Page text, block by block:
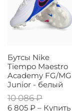
Бутсы Nike
Tiempo Maestro
Academy FG/MG
Junior - белый
10 086 ₽
6 805 ₽ – Купить